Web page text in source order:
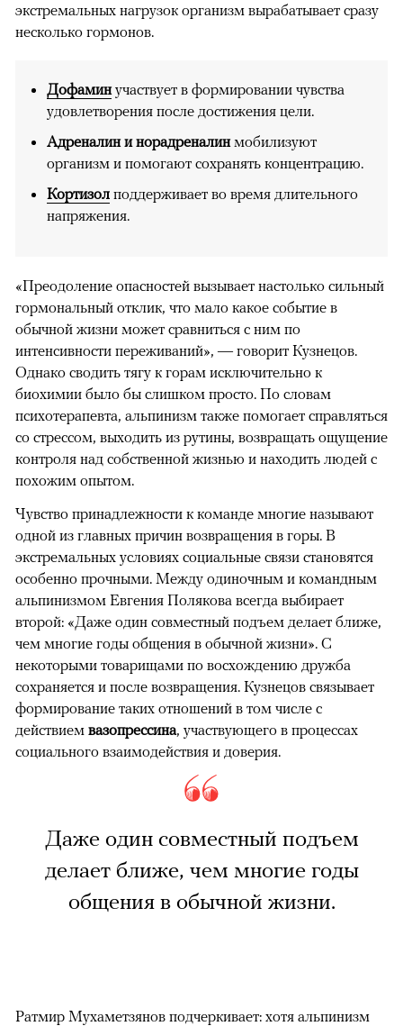
экстремальных нагрузок организм вырабатывает сразу
несколько гормонов.
Дофаминучаствует в формировании чувства
удовлетворения после достижения цели.
Адреналин и норадреналинмобилизуют
организм и помогают сохранять концентрацию.
Кортизол поддерживает во время длительного
напряжения.
«Преодоление опасностей вызывает настолько сильный
гормональный отклик, что мало какое событие в
обычной жизни может сравниться с ним по
интенсивности переживаний», — говорит Кузнецов.
Однако сводить тягу к горам исключительно к
биохимии было бы слишком просто. По словам
психотерапевта, альпинизм также помогает справляться
со стрессом, выходить из рутины, возвращать ощущение
контроля над собственной жизнью и находить людей с
похожим опытом.
Чувство принадлежности к команде многие называют
одной из главных причин возвращения в горы. В
экстремальных условиях социальные связи становятся
особенно прочными. Между одиночным и командным
альпинизмом Евгения Полякова всегда выбирает
второй: «Даже один совместный подъем делает ближе,
чем многие годы общения в обычной жизни». С
некоторыми товарищами по восхождению дружба
сохраняется и после возвращения. Кузнецов связывает
формирование таких отношений в том числе с
действием вазопрессина, участвующего в процессах
социального взаимодействия и доверия.
Даже один совместный подъем
делает ближе, чем многие годы
общения в обычной жизни.
Ратмир Мухаметзянов подчеркивает: хотя альпинизм